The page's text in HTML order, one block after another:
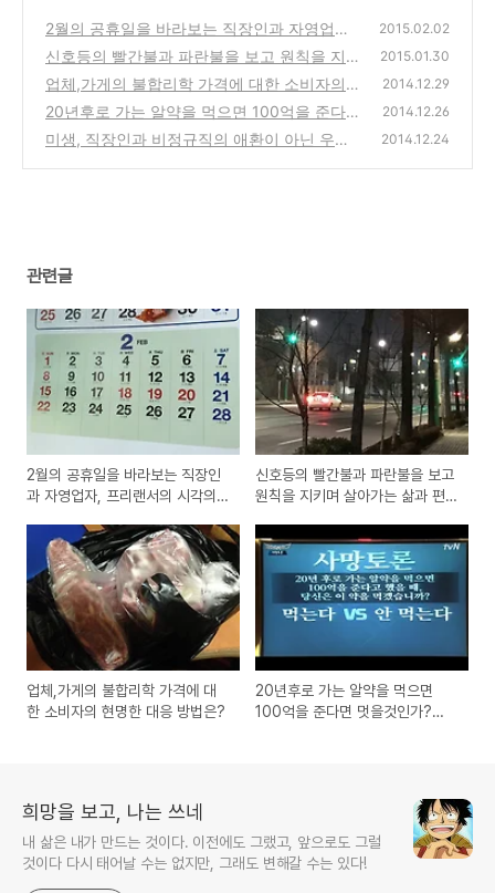
2월의 공휴일을 바라보는 직장인과 자영업자,
프리랜서의 시각의 차이
(0)
2015.02.02
신호등의 빨간불과 파란불을 보고 원칙을 지키
며 살아가는 삶과 편안함을 추구하는 삶
(0)
2015.01.30
업체,가게의 불합리학 가격에 대한 소비자의
현명한 대응 방법은?
(0)
2014.12.29
20년후로 가는 알약을 먹으면 100억을 준다면
멋을것인가? tvn 코미디빅리그 사망토론
(0)
2014.12.26
미생, 직장인과 비정규직의 애환이 아닌 우리
2014.12.24
관련글
2월의 공휴일을 바라보는 직장인
과 자영업자, 프리랜서의 시각의
신호등의 빨간불과 파란불을 보고
원칙을 지키며 살아가는 삶과 편
업체,가게의 불합리학 가격에 대
한 소비자의 현명한 대응 방법은?
20년후로 가는 알약을 먹으면
100억을 준다면 멋을것인가?
희망을 보고, 나는 쓰네
내 삶은 내가 만드는 것이다. 이전에도 그랬고, 앞으로도 그럴
것이다 다시 태어날 수는 없지만, 그래도 변해갈 수는 있다!